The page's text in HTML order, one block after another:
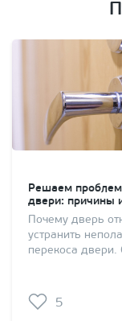
Решаем
двери: причины
Почему дверь
устранить
перекоса
5